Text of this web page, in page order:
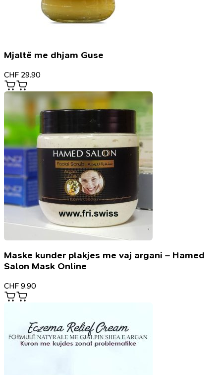
Mjaltë me dhjam Guse
CHF 29.90
Maske kunder plakjes me vaj argani – Hamed
Salon Mask Online
CHF 9.90